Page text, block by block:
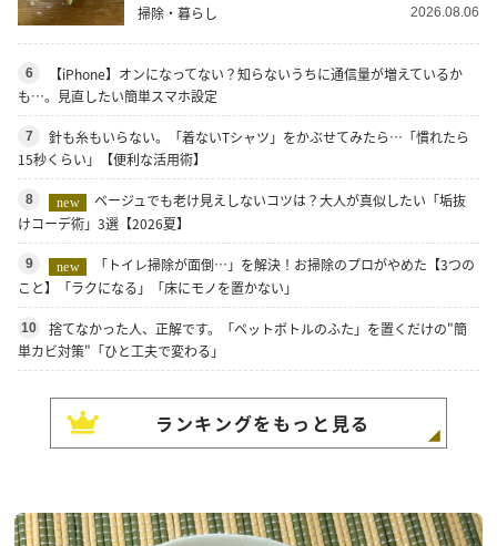
掃除・暮らし 2026.08.06
6
【iPhone】オンになってない？知らないうちに通信量が増えているか
も…。見直したい簡単スマホ設定
7
針も糸もいらない。「着ないTシャツ」をかぶせてみたら…「慣れたら
15秒くらい」【便利な活用術】
8 new
ベージュでも老け見えしないコツは？大人が真似したい「垢抜
けコーデ術」3選【2026夏】
9 new
「トイレ掃除が面倒…」を解決！お掃除のプロがやめた【3つの
こと】「ラクになる」「床にモノを置かない」
10
捨てなかった人、正解です。「ペットボトルのふた」を置くだけの"簡
単カビ対策"「ひと工夫で変わる」
ランキングをもっと見る